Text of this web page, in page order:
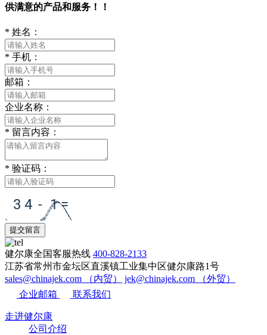
供满意的产品和服务！！
* 姓名：
* 手机：
邮箱：
企业名称：
* 留言内容：
* 验证码：
提交留言
健尔康全国客服热线 400-828-2133
江苏省常州市金坛区直溪镇工业集中区健尔康路1号
sales@chinajek.com （内贸）
jek@chinajek.com （外贸）
企业邮箱
联系我们
走进健尔康
公司介绍